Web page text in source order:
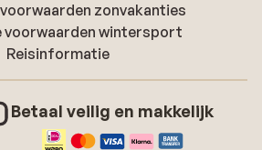
zonvakanties
voorwaarden wintersport
Reisinformatie
Betaal veilig en makkelijk